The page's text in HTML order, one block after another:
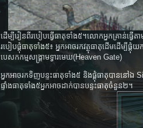
ដើម្បីរៀនពីរបៀបធ្វើធាតុទាំង៥។លោកអ្នកគ្រាន់ធ្វ
របៀបផ្គុំធាតុទាំង៥៖ អ្នកអាចរកវត្ថុធាតុដើមដើម្បីផ្គុំ
បេសកកម្មសង្គ្រាមទ្វារមេឃ(Heaven Gate)
អ្នកអាចរកទិញបន្ទះធាតុទាំង៥ និងផ្គុំធាតុបាននៅ
ផ្ទាំងធាតុទាំង៥អ្នកអាចដាក់បានបន្ទះធាតុចំនួន២។